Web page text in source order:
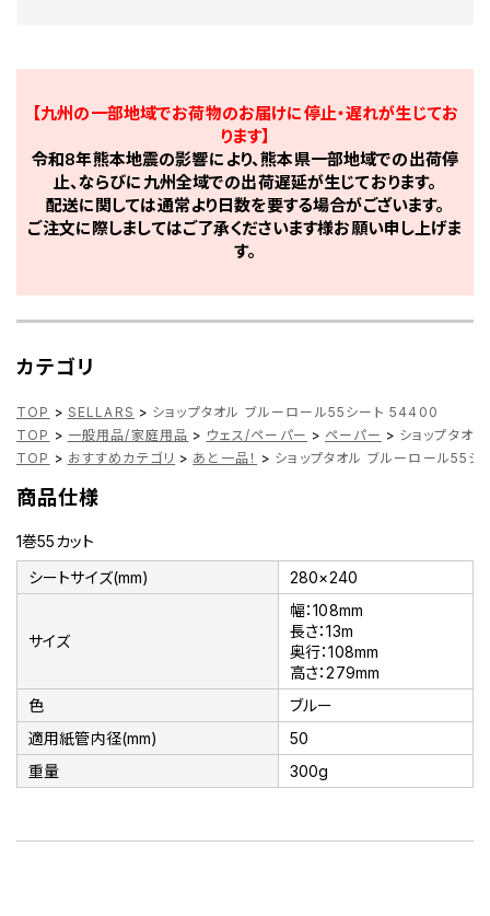
【九州の一部地域でお荷物のお届けに停止・遅れが生じてお
ります】
令和8年熊本地震の影響により、熊本県一部地域での出荷停
止、ならびに九州全域での出荷遅延が生じております。
配送に関しては通常より日数を要する場合がございます。
ご注文に際しましてはご了承くださいます様お願い申し上げま
す。
カテゴリ
TOP > SELLARS > ショップタオル ブルーロール55シート 54400
TOP > 一般用品/家庭用品 > ウェス/ペーパー > ペーパー > ショップタオ
TOP > おすすめカテゴリ > あと一品！ > ショップタオル ブルーロール55
商品仕様
1巻55カット
シートサイズ(mm)
280×240
サイズ
幅：108mm
長さ：13m
奥行：108mm
高さ：279mm
色
ブルー
適用紙管内径(mm)
50
重量
300g